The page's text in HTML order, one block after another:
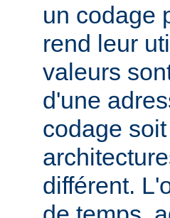
un codage
rend leur
valeurs
d'une
codage
différent.